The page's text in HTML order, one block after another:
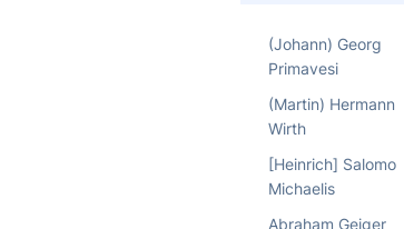
(Johann) Georg
Primavesi
(Martin) Hermann
Wirth
[Heinrich] Salomo
Michaelis
Abraham Geiger